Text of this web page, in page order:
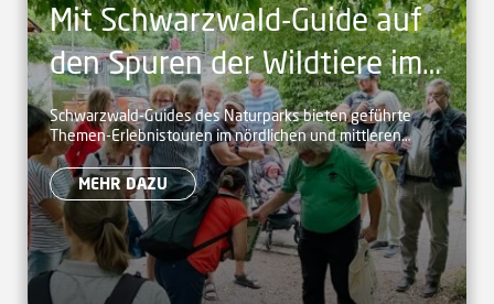
Mit Schwarzwald-Guide auf
den Spuren der Wildtiere im
Schwarzwald
Schwarzwald-Guides des Naturparks bieten geführte
Themen-Erlebnistouren im nördlichen und mittleren
Schwarzwald an.
MEHR DAZU